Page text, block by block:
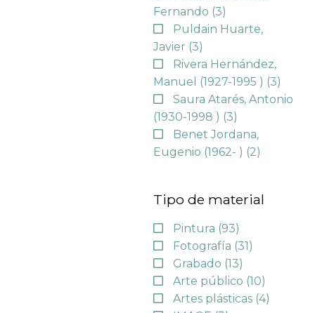
Fernando (3)
Puldain Huarte,
Javier (3)
Rivera Hernández,
Manuel (1927-1995 ) (3)
Saura Atarés, Antonio
(1930-1998 ) (3)
Benet Jordana,
Eugenio (1962- ) (2)
Tipo de material
Pintura (93)
Fotografía (31)
Grabado (13)
Arte público (10)
Artes plásticas (4)